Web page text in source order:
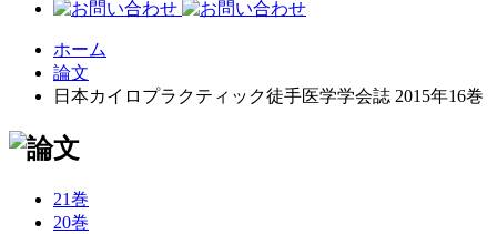
ホーム
論文
日本カイロプラクティック徒手医学学会誌 2015年16巻
21巻
20巻